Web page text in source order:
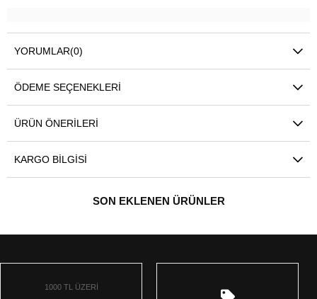
YORUMLAR(0)
ÖDEME SEÇENEKLERI
ÜRÜN ÖNERILERI
KARGO BILGISI
SON EKLENEN ÜRÜNLER
1000 TL ÜZERİ